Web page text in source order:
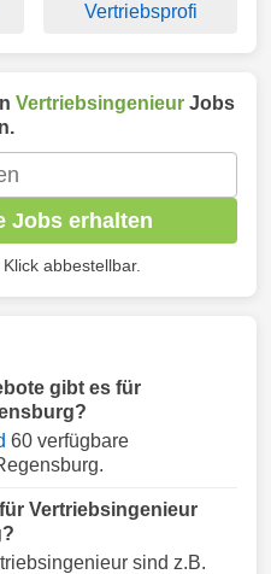
Vertriebsprofi
Vertriebsingenieur Jobs
Jobs erhalten
abbestellbar.
gibt es für
60 verfügbare
Vertriebsingenieur
sind z.B.